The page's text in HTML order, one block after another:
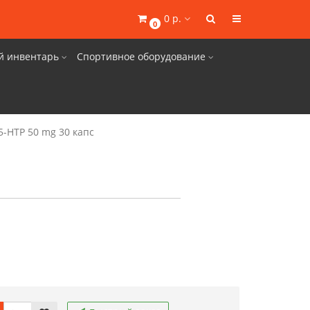
0 0 р.
инвентарь Спортивное оборудование
HTP 50 mg 30 капс